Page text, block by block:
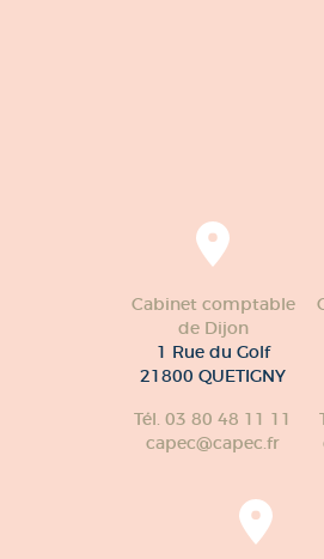
Cabinet comptable
de Dijon
1 Rue du Golf
21800 QUETIGNY
Tél. 03 80 48 11 11
capec@capec.fr